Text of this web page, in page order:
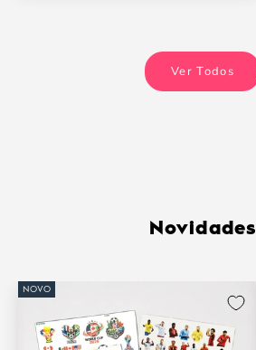
Ver Todos
Novidades
NOVO